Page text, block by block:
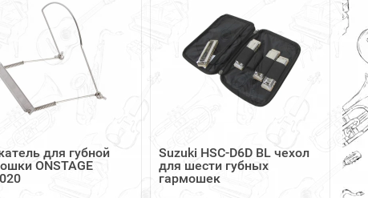
для губной
ONSTAGE
Suzuki HSC-D6D BL чехол
для шести губных
гармошек